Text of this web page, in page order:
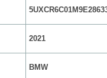
2021
BMW